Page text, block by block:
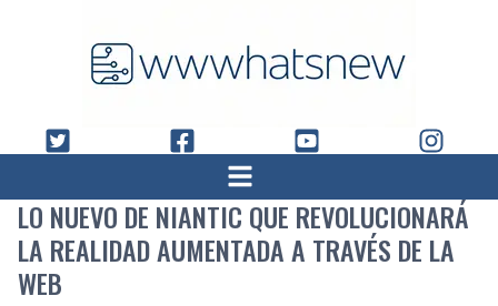
LO NUEVO DE NIANTIC QUE REVOLUCIONARÁ
LA REALIDAD AUMENTADA A TRAVÉS DE LA
WEB